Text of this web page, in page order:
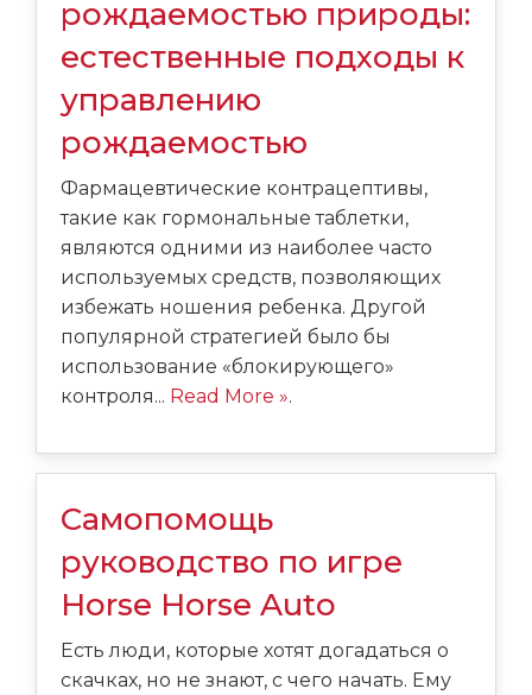
рождаемостью природы:
естественные подходы к
управлению
рождаемостью
Фармацевтические контрацептивы,
такие как гормональные таблетки,
являются одними из наиболее часто
используемых средств, позволяющих
избежать ношения ребенка. Другой
популярной стратегией было бы
использование «блокирующего»
контроля... Read More ».
Самопомощь
руководство по игре
Horse Horse Auto
Есть люди, которые хотят догадаться о
скачках, но не знают, с чего начать. Ему